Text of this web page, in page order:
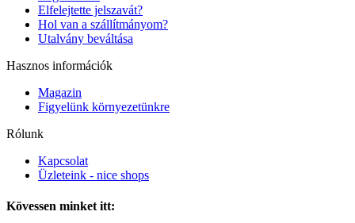
Elfelejtette jelszavát?
Hol van a szállítmányom?
Utalvány beváltása
Hasznos információk
Magazin
Figyelünk környezetünkre
Rólunk
Kapcsolat
Üzleteink - nice shops
Kövessen minket itt: